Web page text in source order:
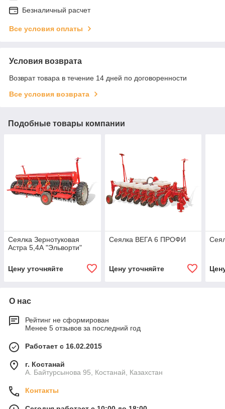
Безналичный расчет
Все условия оплаты
Условия возврата
Возврат товара в течение 14 дней по договоренности
Все условия возврата
Подобные товары компании
Сеялка Зернотуковая
Астра 5,4А "Эльворти"
Цену уточняйте
Cеялка ВЕГА 6 ПРОФИ
Цену уточняйте
О нас
Рейтинг не сформирован
Менее 5 отзывов за последний год
Работает с 16.02.2015
г. Костанай
А. Байтурсынова 95, Костанай, Казахстан
Контакты